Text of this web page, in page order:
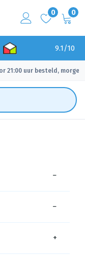
0 0
9.1/10
21:00 uur besteld, morgen
−
−
+